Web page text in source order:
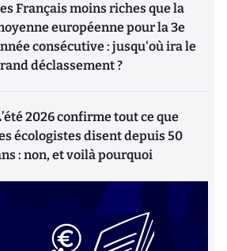
Français moins riches que la
européenne pour la 3e
consécutive : jusqu'où ira le
déclassement ?
2026 confirme tout ce que
écologistes disent depuis 50
: non, et voilà pourquoi